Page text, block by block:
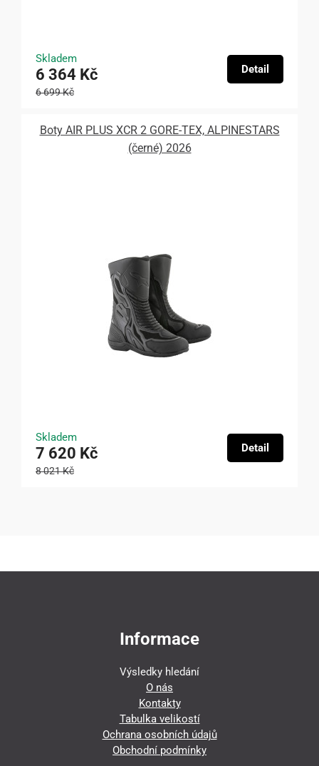
Skladem
6 364 Kč
6 699 Kč
Detail
Boty AIR PLUS XCR 2 GORE-TEX, ALPINESTARS
(černé) 2026
Skladem
7 620 Kč
8 021 Kč
Detail
Informace
Výsledky hledání
O nás
Kontakty
Tabulka velikostí
Ochrana osobních údajů
Obchodní podmínky